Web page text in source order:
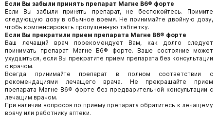
Если Вы забыли принять препарат Магне В6® форте
Если Вы забыли принять препарат, не беспокойтесь. Примите
следующую дозу в обычное время. Не принимайте двойную дозу,
чтобь компенсировать пропущенную таблетку.
Если Вы прекратили прием препарата Магне В6® форте
Ваш лечащий врач порекомендует Вам, как долго следует
принимать препарат Магне В6® форте. Ваше состояние может
ухудшиться, если Вы прекратите прием препарата без консультации
с врачом.
Всегда принимайте препарат в полном соответствии с
рекомендациями лечащего врача. Не прекращайте прием
препарата Магне В6® форте без предварительной консультации с
лечащим врачом.
При наличии вопросов по приему препарата обратитесь к лечащему
врачу или работнику аптеки.